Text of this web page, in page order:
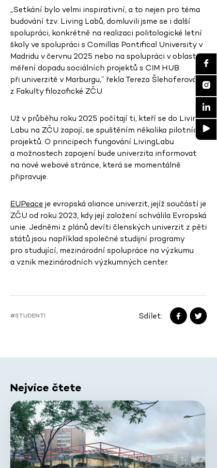
„Setkání bylo velmi inspirativní, a to nejen pro téma
budování tzv. Living Labů, domluvili jsme se i další
spolupráci, konkrétně na realizaci politologické letní
školy ve spolupráci s Comillas Pontifical University v
Madridu v červnu 2025 nebo na spolupráci v oblasti
měření dopadu sociálních projektů s CIM HUB
při univerzitě v Marburgu,” řekla Tereza Šlehoferová
z Fakulty filozofické ZČU.
Už v průběhu roku 2025 počítají ti, kteří se do Living
Labu na ZČU zapojí, se spuštěním několika pilotních
projektů. O principech fungování LivingLabu
a možnostech zapojení bude univerzita informovat
na nové webové stránce, která se momentálně
připravuje.
EUPeace je evropská aliance univerzit, jejíž součástí je
ZČU od roku 2023, kdy její založení schválila Evropská
unie. Jedněmi z plánů devíti členských univerzit z pěti
států jsou například společné studijní programy
pro studující, mezinárodní spolupráce na výzkumu
a vznik mezinárodních výzkumných center.
#STUDENTI Sdílet:
Nejvíce čtete